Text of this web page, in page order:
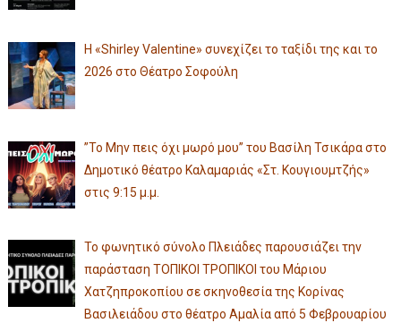
Η «Shirley Valentine» συνεχίζει το ταξίδι της και το
2026 στο Θέατρο Σοφούλη
”Το Μην πεις όχι μωρό μου” του Βασίλη Τσικάρα στο
Δημοτικό θέατρο Καλαμαριάς «Στ. Κουγιουμτζής»
στις 9:15 μ.μ.
Το φωνητικό σύνολο Πλειάδες παρουσιάζει την
παράσταση ΤΟΠΙΚΟΙ ΤΡΟΠΙΚΟΙ του Μάριου
Χατζηπροκοπίου σε σκηνοθεσία της Κορίνας
Βασιλειάδου στο θέατρο Αμαλία από 5 Φεβρουαρίου